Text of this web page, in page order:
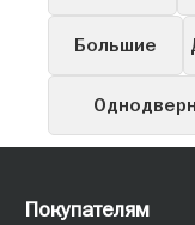
Большие
Покупателям